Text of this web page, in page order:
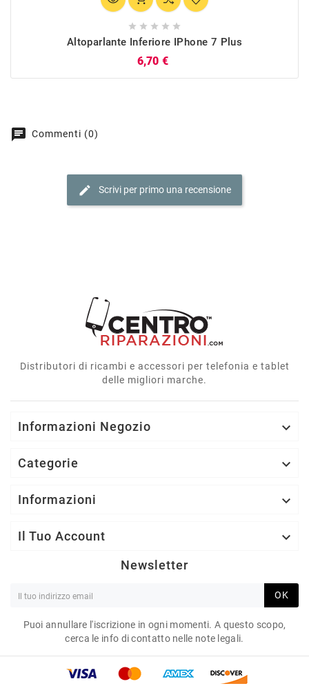
    
Altoparlante Inferiore IPhone 7 Plus
6,70 €
chat Commenti (0)
edit Scrivi per primo una recensione
Distributori di ricambi e accessori per telefonia e tablet
delle migliori marche.
Informazioni Negozio 
Categorie 
Informazioni 
Il Tuo Account 
Newsletter
OK
Puoi annullare l'iscrizione in ogni momenti. A questo scopo,
cerca le info di contatto nelle note legali.